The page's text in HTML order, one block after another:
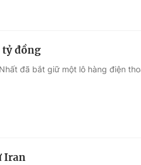
tỷ đồng
đã bắt giữ một lô hàng điện
Iran